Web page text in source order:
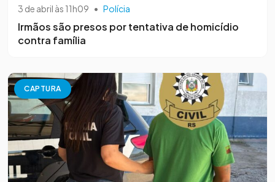
3 de abril às 11h09 • Polícia
Irmãos são presos por tentativa de homicídio
contra família
CAPTURA